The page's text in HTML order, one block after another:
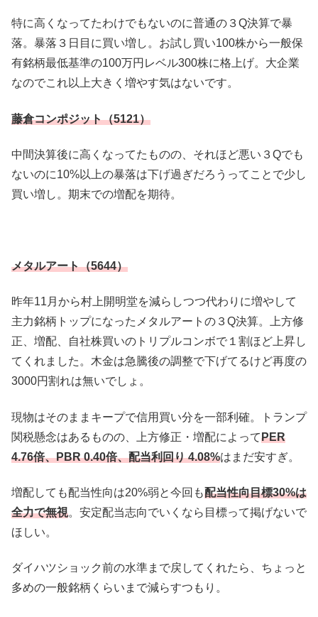
特に高くなってたわけでもないのに普通の３Q決算で暴
落。暴落３日目に買い増し。お試し買い100株から一般保
有銘柄最低基準の100万円レベル300株に格上げ。大企業
なのでこれ以上大きく増やす気はないです。
藤倉コンポジット（5121）
中間決算後に高くなってたものの、それほど悪い３Qでも
ないのに10%以上の暴落は下げ過ぎだろうってことで少し
買い増し。期末での増配を期待。
メタルアート（5644）
昨年11月から村上開明堂を減らしつつ代わりに増やして
主力銘柄トップになったメタルアートの３Q決算。上方修
正、増配、自社株買いのトリプルコンボで１割ほど上昇し
てくれました。木金は急騰後の調整で下げてるけど再度の
3000円割れは無いでしょ。
現物はそのままキープで信用買い分を一部利確。トランプ
関税懸念はあるものの、上方修正・増配によってPER
4.76倍、PBR 0.40倍、配当利回り 4.08%はまだ安すぎ。
増配しても配当性向は20%弱と今回も配当性向目標30%は
全力で無視。安定配当志向でいくなら目標って掲げないで
ほしい。
ダイハツショック前の水準まで戻してくれたら、ちょっと
多めの一般銘柄くらいまで減らすつもり。